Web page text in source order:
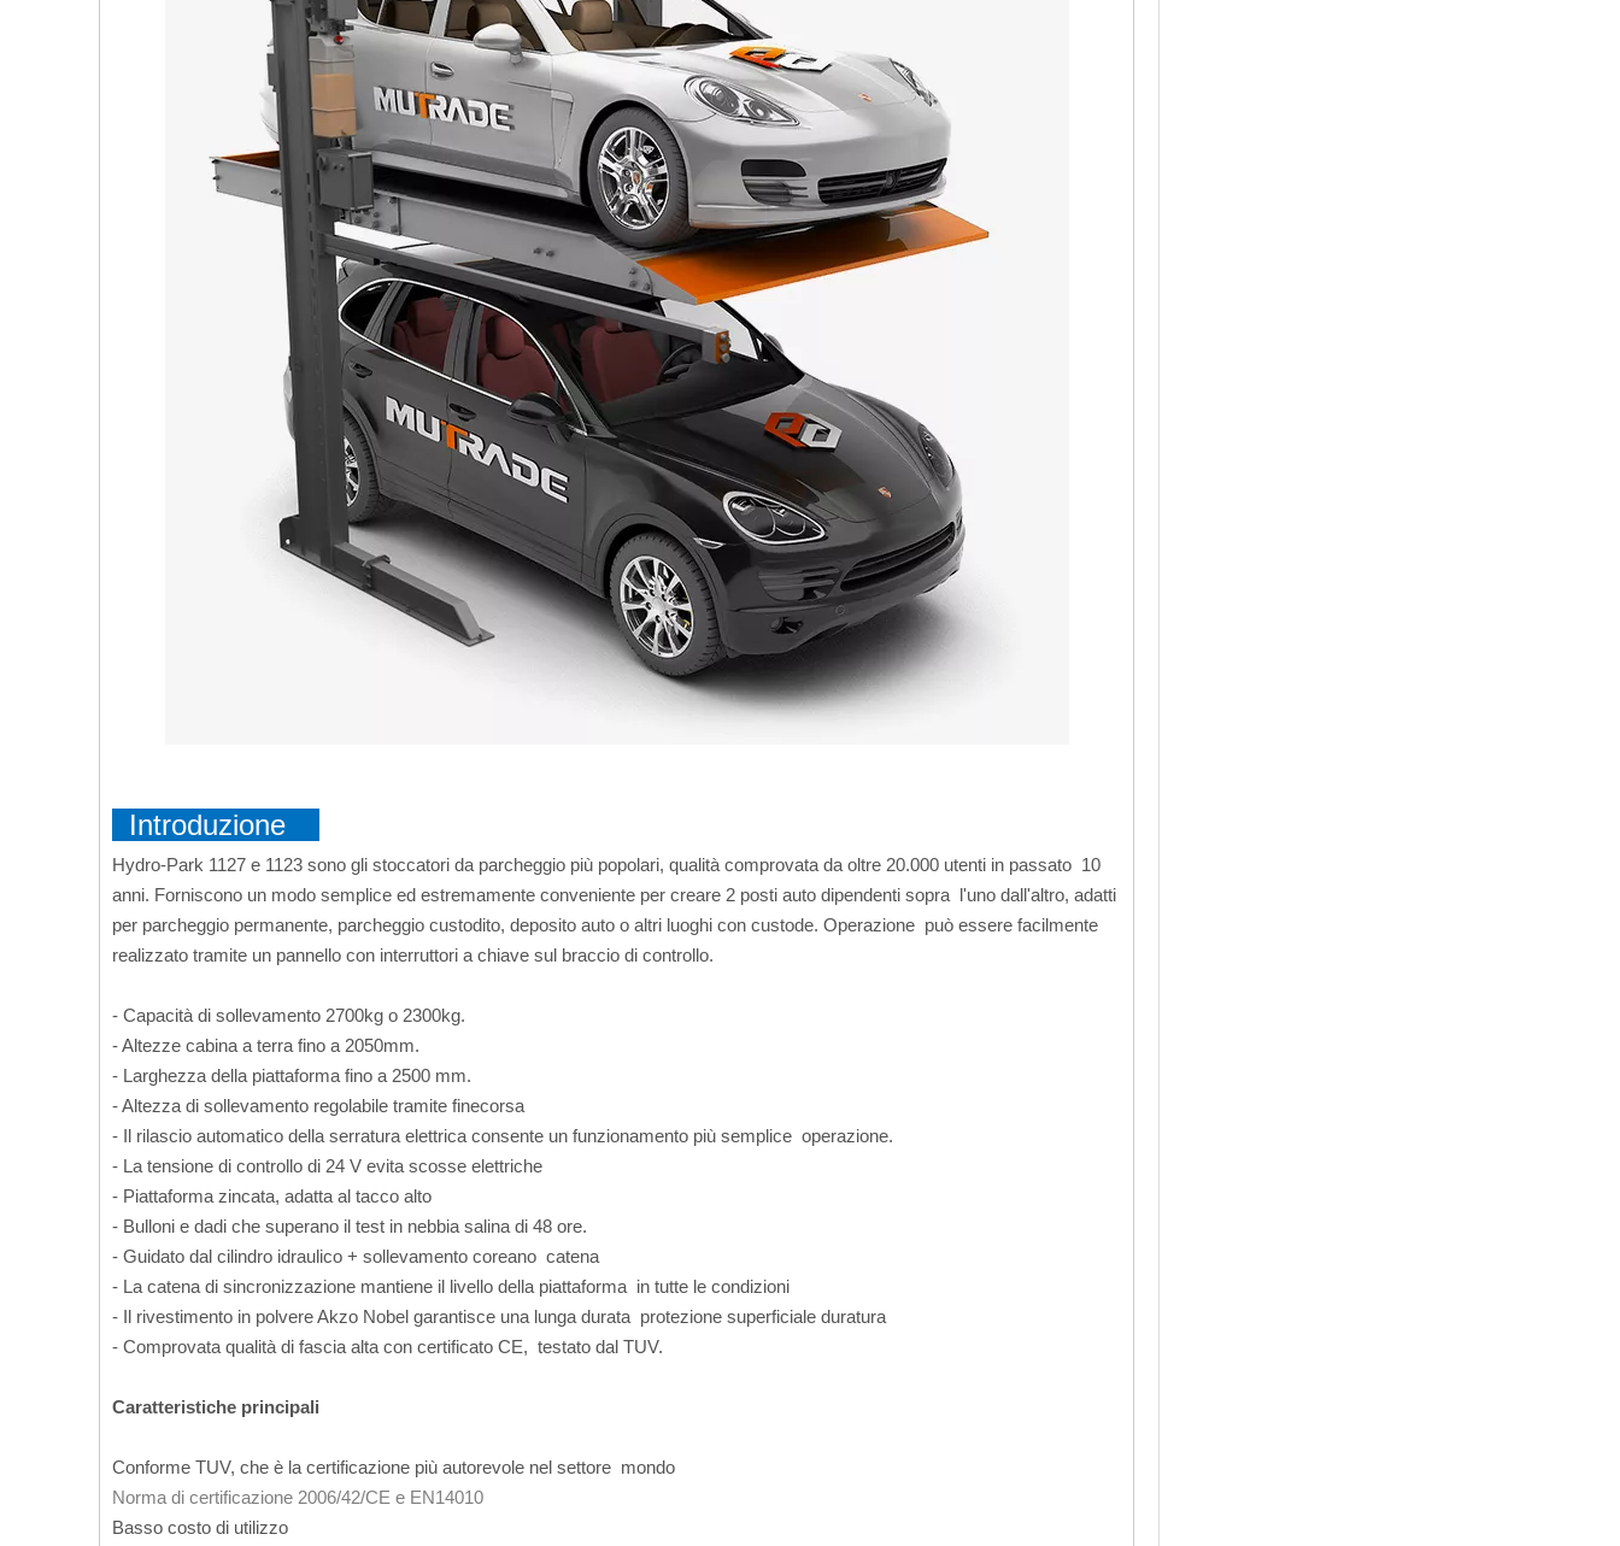
Introduzione
Hydro-Park 1127 e 1123 sono gli stoccatori da parcheggio più popolari, qualità comprovata da oltre 20.000 utenti in passato 10
anni. Forniscono un modo semplice ed estremamente conveniente per creare 2 posti auto dipendenti sopra l'uno dall'altro, adatti
per parcheggio permanente, parcheggio custodito, deposito auto o altri luoghi con custode. Operazione può essere facilmente
realizzato tramite un pannello con interruttori a chiave sul braccio di controllo.
- Capacità di sollevamento 2700kg o 2300kg.
- Altezze cabina a terra fino a 2050mm.
- Larghezza della piattaforma fino a 2500 mm.
- Altezza di sollevamento regolabile tramite finecorsa
- Il rilascio automatico della serratura elettrica consente un funzionamento più semplice operazione.
- La tensione di controllo di 24 V evita scosse elettriche
- Piattaforma zincata, adatta al tacco alto
- Bulloni e dadi che superano il test in nebbia salina di 48 ore.
- Guidato dal cilindro idraulico + sollevamento coreano catena
- La catena di sincronizzazione mantiene il livello della piattaforma in tutte le condizioni
- Il rivestimento in polvere Akzo Nobel garantisce una lunga durata protezione superficiale duratura
- Comprovata qualità di fascia alta con certificato CE, testato dal TUV.
Caratteristiche principali
Conforme TUV, che è la certificazione più autorevole nel settore mondo
Norma di certificazione 2006/42/CE e EN14010
Basso costo di utilizzo